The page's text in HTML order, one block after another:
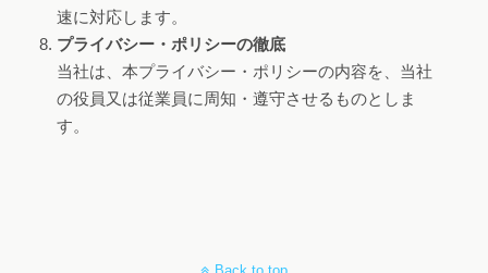
速に対応します。
プライバシー・ポリシーの徹底
当社は、本プライバシー・ポリシーの内容を、当社
の役員又は従業員に周知・遵守させるものとしま
す。